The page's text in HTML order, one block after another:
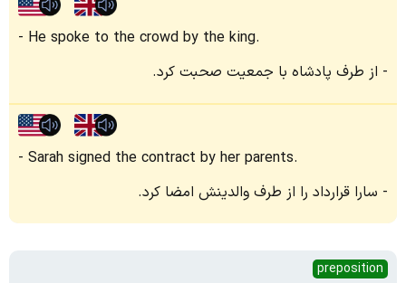
He spoke to the crowd by the king.
از طرف پادشاه با جمعیت صحبت کرد.
Sarah signed the contract by her parents.
سارا قرارداد را از طرف والدینش امضا کرد.
preposition